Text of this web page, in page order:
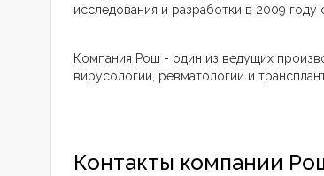
исследования и разработки в 2009
Компания Рош - один из ведущих
вирусологии, ревматологии и
Контакты компании